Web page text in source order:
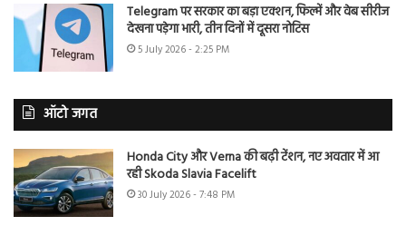
Telegram पर सरकार का बड़ा एक्शन, फिल्में और वेब सीरीज
देखना पड़ेगा भारी, तीन दिनों में दूसरा नोटिस
5 July 2026 - 2:25 PM
ऑटो जगत
Honda City और Verna की बढ़ी टेंशन, नए अवतार में आ
रही Skoda Slavia Facelift
30 July 2026 - 7:48 PM